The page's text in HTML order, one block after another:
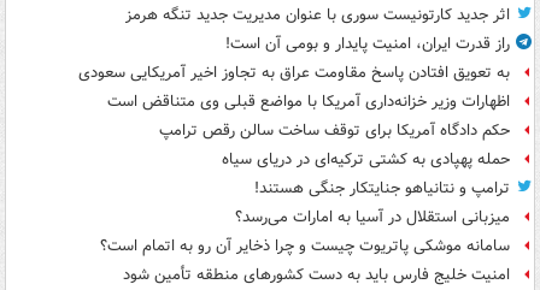
اثر جدید کارتونیست سوری با عنوان مدیریت جدید تنگه هرمز
راز قدرت ایران، امنیت پایدار و بومی آن است!
به تعویق افتادن پاسخ مقاومت عراق به تجاوز اخیر آمریکایی سعودی
اظهارات وزیر خزانه‌داری آمریکا با مواضع قبلی وی متناقض است
حکم دادگاه آمریکا برای توقف ساخت سالن رقص ترامپ
حمله پهپادی به کشتی ترکیه‌ای در دریای سیاه
ترامپ و نتانیاهو جنایتکار جنگی هستند!
میزبانی استقلال در آسیا به امارات می‌رسد؟
سامانه موشکی پاتریوت چیست و چرا ذخایر آن رو به اتمام است؟
امنیت خلیج فارس باید به دست کشورهای منطقه تأمین شود